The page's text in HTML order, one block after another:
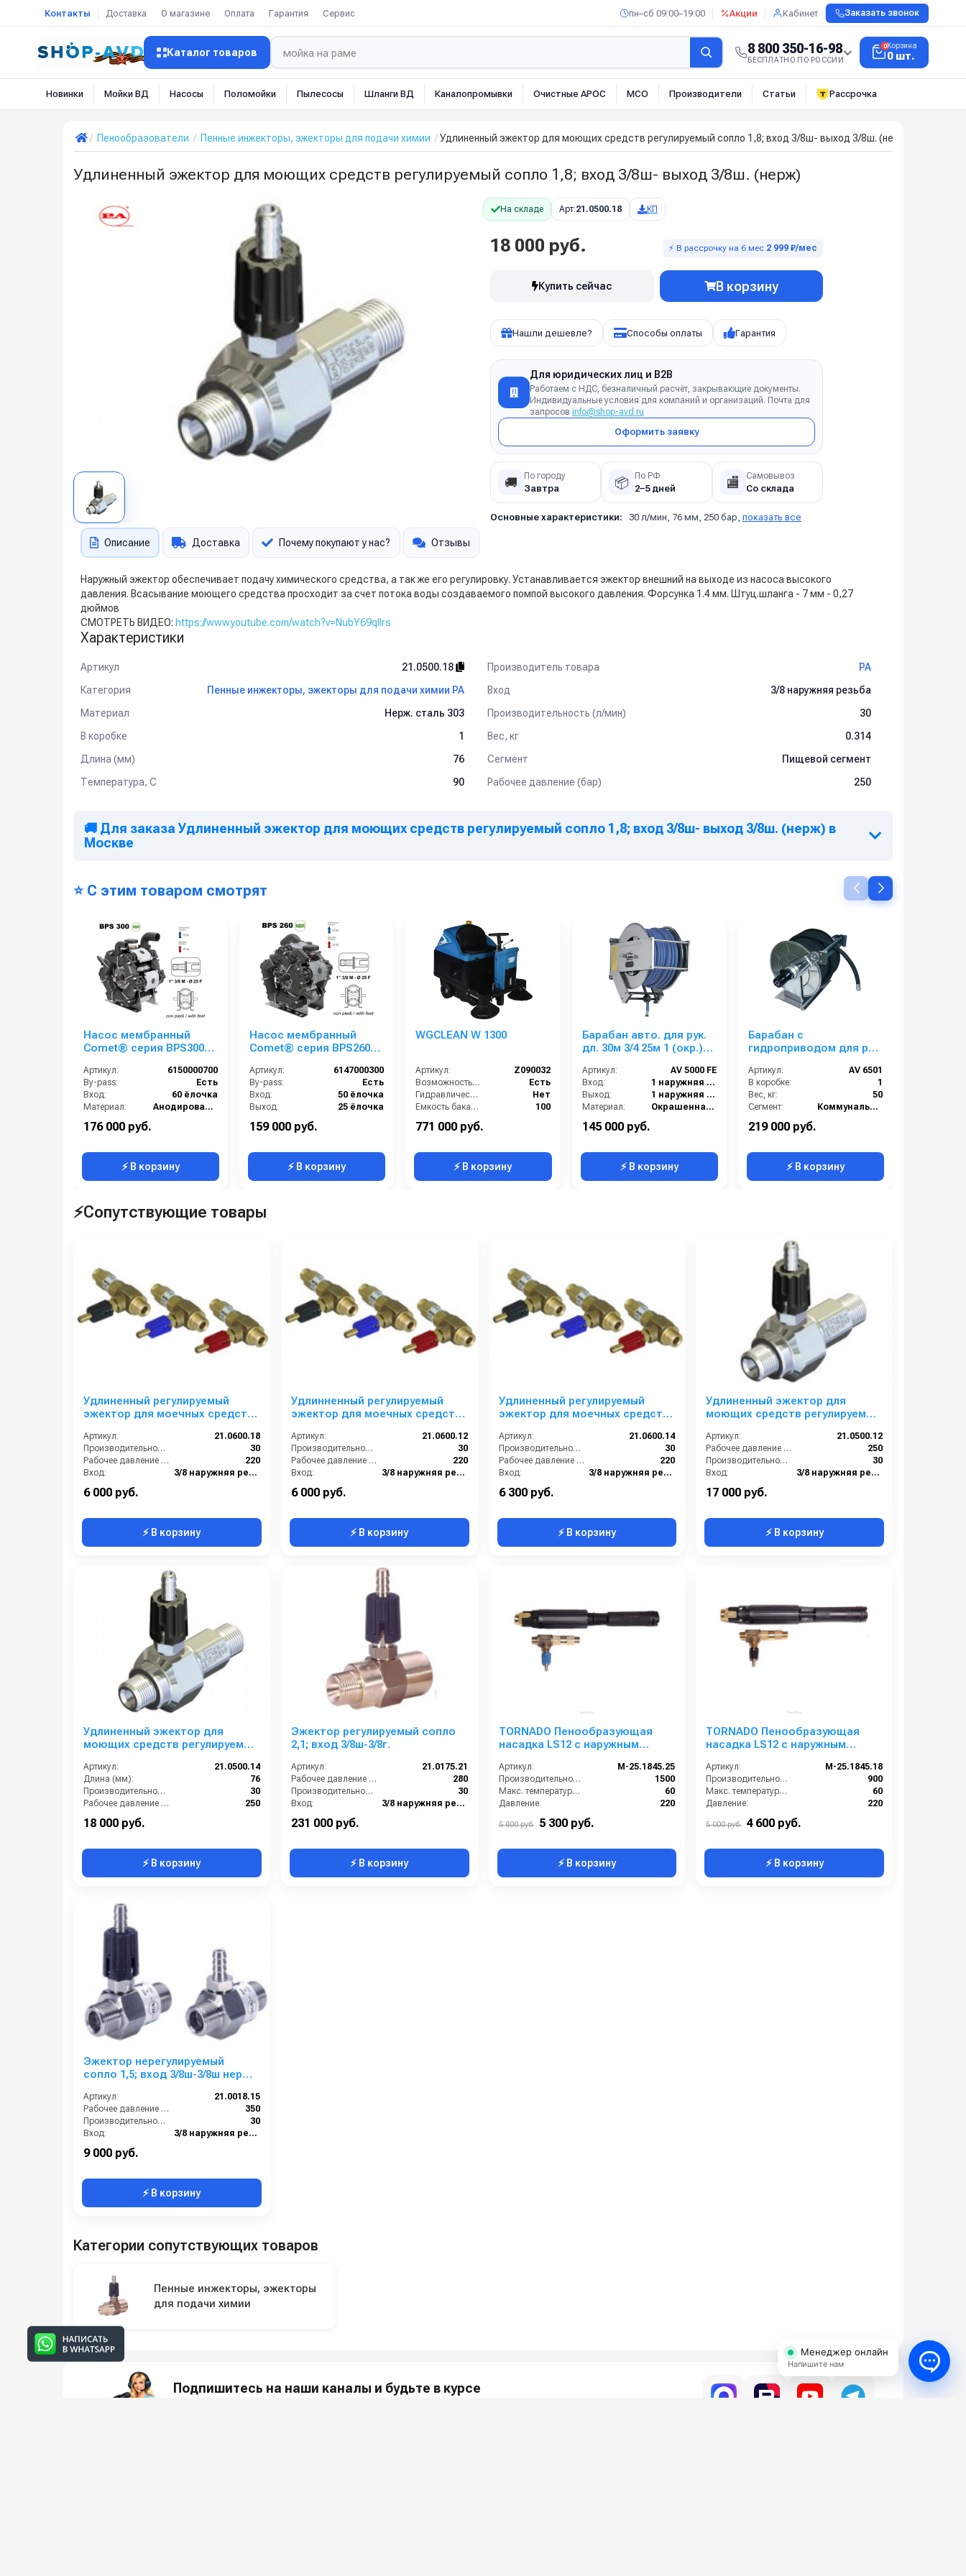
Контакты Доставка О магазине Оплата Гарантия Сервис пн–сб 09:00–19:00 Акции Кабинет Заказать звонок
Каталог товаров 8 800 350-16-98
БЕСПЛАТНО ПО РОССИИ
0Корзина
0 шт.
Новинки Мойки ВД Насосы Поломойки Пылесосы Шланги ВД Каналопромывки Очистные АРОС МСО Производители Статьи Рассрочка
Пенообразователи Пенные инжекторы, эжекторы для подачи химии Удлиненный эжектор для моющих средств регулируемый сопло 1,8; вход 3/8ш- выход 3/8ш. (нерж)
Удлиненный эжектор для моющих средств регулируемый сопло 1,8; вход 3/8ш- выход 3/8ш. (нерж)
На складе Арт:21.0500.18 КП
18 000 руб. ⚡ В рассрочку на 6 мес 2 999 ₽/мес
Купить сейчас В корзину
Нашли дешевле? Способы оплаты Гарантия
Для юридических лиц и B2B
Работаем с НДС, безналичный расчёт, закрывающие документы.
Индивидуальные условия для компаний и организаций. Почта для
запросов info@shop-avd.ru
Оформить заявку
🚚 По городу
Завтра 📦 По РФ
2–5 дней 🏬 Самовывоз
Со склада
Основные характеристики: 30 л/мин, 76 мм, 250 бар, показать все
Описание Доставка Почему покупают у нас? Отзывы
Наружный эжектор обеспечивает подачу химического средства, а так же его регулировку. Устанавливается эжектор внешний на выходе из насоса высокого
давления. Всасывание моющего средства просходит за счет потока воды создаваемого помпой высокого давления. Форсунка 1.4 мм. Штуц.шланга - 7 мм - 0,27
дюймов
СМОТРЕТЬ ВИДЕО: https://www.youtube.com/watch?v=NubY69qIIrs
Характеристики
Артикул 21.0500.18 Производитель товара
PA
Категория
Пенные инжекторы, эжекторы для подачи химии PA Вход
3/8 наружняя резьба
Материал
Нерж. сталь 303 Производительность (л/мин)
30
В коробке
1 Вес, кг
0.314
Длина (мм)
76 Сегмент
Пищевой сегмент
Температура, C
90 Рабочее давление (бар) 250
🚚 Для заказа Удлиненный эжектор для моющих средств регулируемый сопло 1,8; вход 3/8ш- выход 3/8ш. (нерж) в
Москве
⭐ С этим товаром смотрят
Насос мембранный
Comet® серия ВPS300
13/8 - вал d25 внутрен./
шпонка
Артикул:
6150000700
By-pass:
Есть
Вход:
60 ёлочка
Материал:
Анодированный алюминий
Производительность (л/мин):
В коробке:
176 000 руб.
⚡ В корзину
Насос мембранный
Comet® серия ВPS260
13/8 - вал d25 внутрен./
шпонка
Артикул:
6147000300
By-pass:
Есть
Вход:
50 ёлочка
Выход:
25 ёлочка
Производительность (л/мин):
159 000 руб.
⚡ В корзину
WGCLEAN W 1300
Артикул:
Z090032
Возможность работы внутри помещения:
Есть
Гидравлическая разгрузка:
Нет
Емкость бака для мусора (л):
100
Привод на колёса:
Производитель:
771 000 руб.
⚡ В корзину
Барабан авто. для рук.
дл. 30м 3/4 25м 1 (окр.)
Артикул:
AV 5000 FE
Вход:
1 наружняя резьба
Выход:
1 наружняя резьба
Материал:
Окрашенная сталь
Вес, кг:
145 000 руб.
⚡ В корзину
Барабан с
гидроприводом для рук.
1ш.1г. 80 бар
Артикул:
AV 6501
В коробке:
1
Вес, кг:
50
Сегмент:
Коммунальный сегмент
219 000 руб.
⚡ В корзину
⚡Сопутствующие товары
Удлиненный регулируемый
эжектор для моечных средств
3/8ш. (синий)
Артикул:
21.0600.18
Производительность (л/мин):
30
Рабочее давление (бар):
220
Вход:
3/8 наружняя резьба
6 000 руб.
⚡ В корзину
Удлинненный регулируемый
эжектор для моечных средств
3/8ш. (черный)
Артикул:
21.0600.12
Производительность (л/мин):
30
Рабочее давление (бар):
220
Вход:
3/8 наружняя резьба
6 000 руб.
⚡ В корзину
Удлиненный регулируемый
эжектор для моечных средств
3/8ш. (красный)
Артикул:
21.0600.14
Производительность (л/мин):
30
Рабочее давление (бар):
220
Вход:
3/8 наружняя резьба
6 300 руб.
⚡ В корзину
Удлиненный эжектор для
моющих средств регулируемый
3/8ш. (нерж)
Артикул:
21.0500.12
Рабочее давление (бар):
250
Производительность (л/мин):
30
Вход:
3/8 наружняя резьба
17 000 руб.
⚡ В корзину
Удлиненный эжектор для
моющих средств регулируемый
3/8ш. (нерж)
Артикул:
21.0500.14
Длина (мм):
76
Производительность (л/мин):
30
Рабочее давление (бар):
250
18 000 руб.
⚡ В корзину
Эжектор регулируемый сопло
2,1; вход 3/8ш-3/8г.
Артикул:
21.0175.21
Рабочее давление (бар):
280
Производительность (л/мин):
30
Вход:
3/8 наружняя резьба
231 000 руб.
⚡ В корзину
TORNADO Пенообразующая
насадка LS12 с наружным
Артикул:
M-25.1845.25
Производительность (л/ч):
1500
Макс. температура воды на входе (°C):
60
Давление:
220
5 800 руб. 5 300 руб.
⚡ В корзину
TORNADO Пенообразующая
насадка LS12 с наружным
Артикул:
M-25.1845.18
Производительность (л/ч):
900
Макс. температура воды на входе (°C):
60
Давление:
220
5 000 руб. 4 600 руб.
⚡ В корзину
Эжектор нерегулируемый
сопло 1,5; вход 3/8ш-3/8ш нерж.
Артикул:
21.0018.15
Рабочее давление (бар):
350
Производительность (л/мин):
30
Вход:
3/8 наружняя резьба
9 000 руб.
⚡ В корзину
Категории сопутствующих товаров
Пенные инжекторы, эжекторы
для подачи химии
Подпишитесь на наши каналы и будьте в курсе
Менеджер онлайн
Напишите нам